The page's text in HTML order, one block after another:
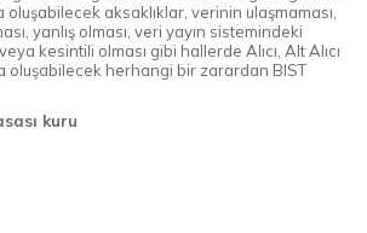
oluşabilecek aksaklıklar, verinin ulaşmaması,
yanlış olması, veri yayın sistemindeki
kesintili olması gibi hallerde Alıcı, Alt Alıcı
oluşabilecek herhangi bir zarardan BIST
kuru